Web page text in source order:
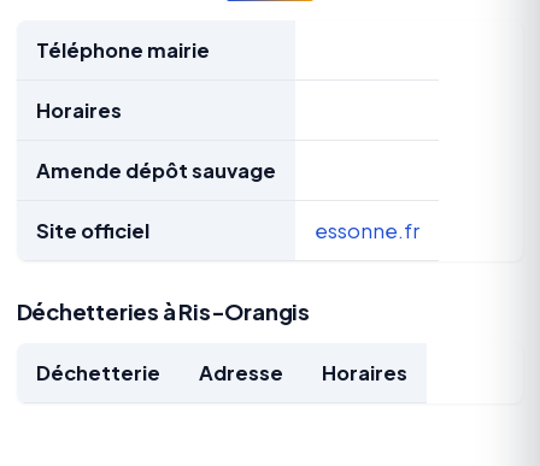
Téléphone mairie
Horaires
Amende dépôt sauvage
Site officiel essonne.fr
Déchetteries à Ris-Orangis
Déchetterie Adresse Horaires